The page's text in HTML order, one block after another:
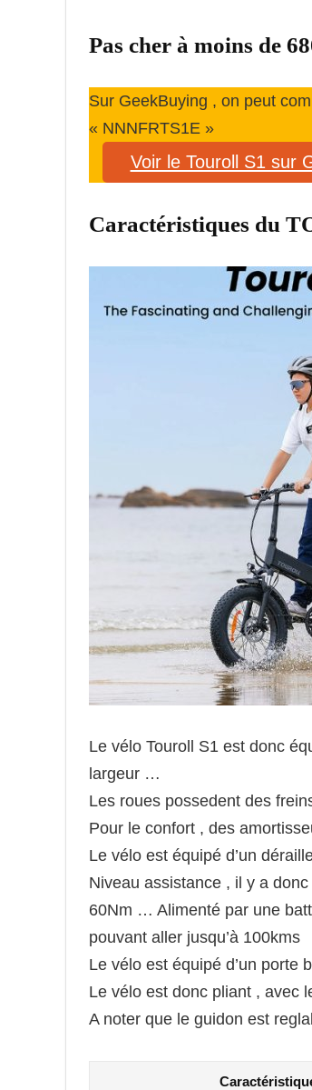
Pas cher à moins de
Sur GeekBuying , on peut
« NNNFRTS1E »
Voir le Touroll S1 sur
Caractéristiques du
Le vélo Touroll S1 est donc
largeur …
Les roues possedent des
Pour le confort , des
Le vélo est équipé d’un
Niveau assistance , il y a
60Nm … Alimenté par une
pouvant aller jusqu’à 100kms
Le vélo est équipé d’un porte
Le vélo est donc pliant , avec
A noter que le guidon est